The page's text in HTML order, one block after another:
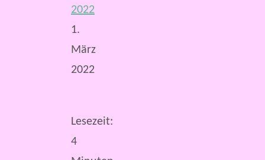
2022
1.
März
2022
Lesezeit:
4